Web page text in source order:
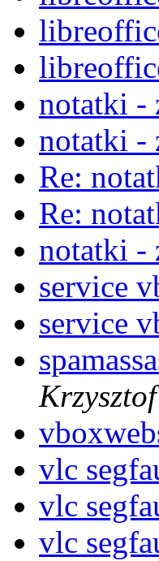
notatki -
notatki -
Re:
Re:
notatki -
service
service
vlc
vlc
vlc